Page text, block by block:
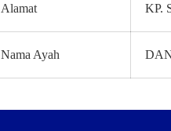
Alamat KP.
Nama Ayah